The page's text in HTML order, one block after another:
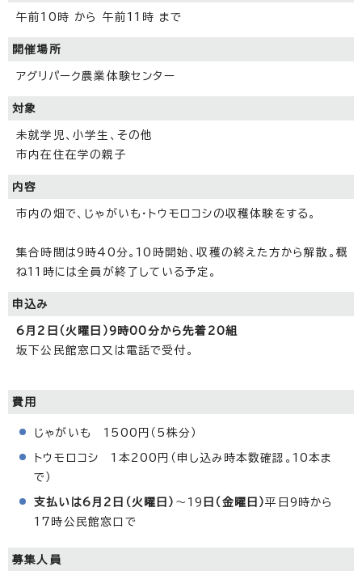
午前10時 から 午前11時 まで
開催場所
アグリパーク農業体験センター
対象
未就学児、小学生、その他
市内在住在学の親子
内容
市内の畑で、じゃがいも・トウモロコシの収穫体験をする。
集合時間は9時40分。10時開始、収穫の終えた方から解散。概
ね11時には全員が終了している予定。
申込み
6月2日（火曜日）9時00分から先着20組
坂下公民館窓口又は電話で受付。
費用
じゃがいも 1500円（5株分）
トウモロコシ 1本200円（申し込み時本数確認。10本ま
で）
支払いは6月2日（火 曜日） ～19 日（金曜日）平日9時から
17時公民館窓口で
募集人員